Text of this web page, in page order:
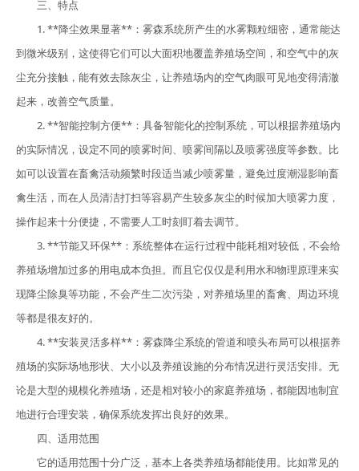
三、特点
1. **降尘效果显著**：雾森系统所产生的水雾颗粒细密，通常能达
到微米级别，这使得它们可以大面积地覆盖养殖场空间，和空气中的灰
尘充分接触，能有效去除灰尘，让养殖场内的空气肉眼可见地变得清澈
起来，改善空气质量。
2. **智能控制方便**：具备智能化的控制系统，可以根据养殖场内
的实际情况，设定不同的喷雾时间、喷雾间隔以及喷雾强度等参数。比
如可以设置在畜禽活动频繁时段适当减少喷雾量，避免过度潮湿影响畜
禽生活，而在人员清洁打扫等容易产生较多灰尘的时候加大喷雾力度，
操作起来十分便捷，不需要人工时刻盯着去调节。
3. **节能又环保**：系统整体在运行过程中能耗相对较低，不会给
养殖场增加过多的用电成本负担。而且它仅仅是利用水和物理原理来实
现降尘除臭等功能，不会产生二次污染，对养殖场里的畜禽、周边环境
等都是很友好的。
4. **安装灵活多样**：雾森降尘系统的管道和喷头布局可以根据养
殖场的实际场地形状、大小以及养殖设施的分布情况进行灵活安排。无
论是大型的规模化养殖场，还是相对较小的家庭养殖场，都能因地制宜
地进行合理安装，确保系统发挥出良好的效果。
四、适用范围
它的适用范围十分广泛，基本上各类养殖场都能使用。比如常见的